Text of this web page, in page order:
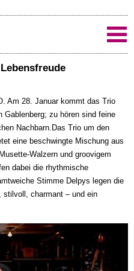
Am 28. Januar kommt das Trio
Gablenberg; zu hören sind feine
Nachbarn. Das Trio um den
eine beschwingte Mischung aus
Walzern und groovigem
dabei die rhythmische
Stimme Delpys legen die
stilvoll, charmant – und ein